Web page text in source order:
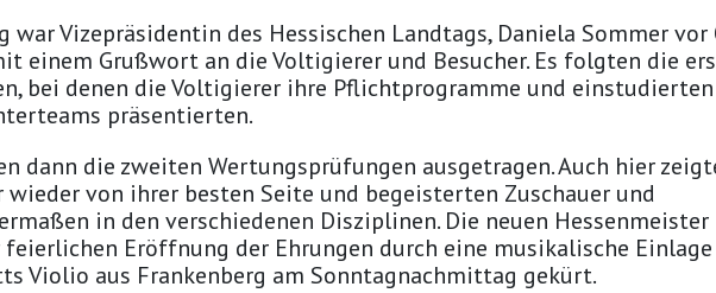
war Vizepräsidentin des Hessischen Landtags, Daniela Sommer
einem Grußwort an die Voltigierer und Besucher. Es folgten die
bei denen die Voltigierer ihre Pflichtprogramme und einstudierten
präsentierten.
dann die zweiten Wertungsprüfungen ausgetragen. Auch hier
von ihrer besten Seite und begeisterten Zuschauer und
in den verschiedenen Disziplinen. Die neuen Hessenmeister
Eröffnung der Ehrungen durch eine musikalische Einlage
Violio aus Frankenberg am Sonntagnachmittag gekürt.